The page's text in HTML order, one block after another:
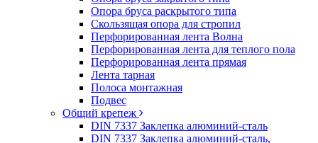
Опора бруса раскрытого типа
Скользящая опора для стропил
Перфорированная лента Волна
Перфорированная лента для теплого пола
Перфорированная лента прямая
Лента тарная
Полоса монтажная
Подвес
Общий крепеж
DIN 7337 Заклепка алюминий-сталь
DIN 7337 Заклепка алюминий-сталь,